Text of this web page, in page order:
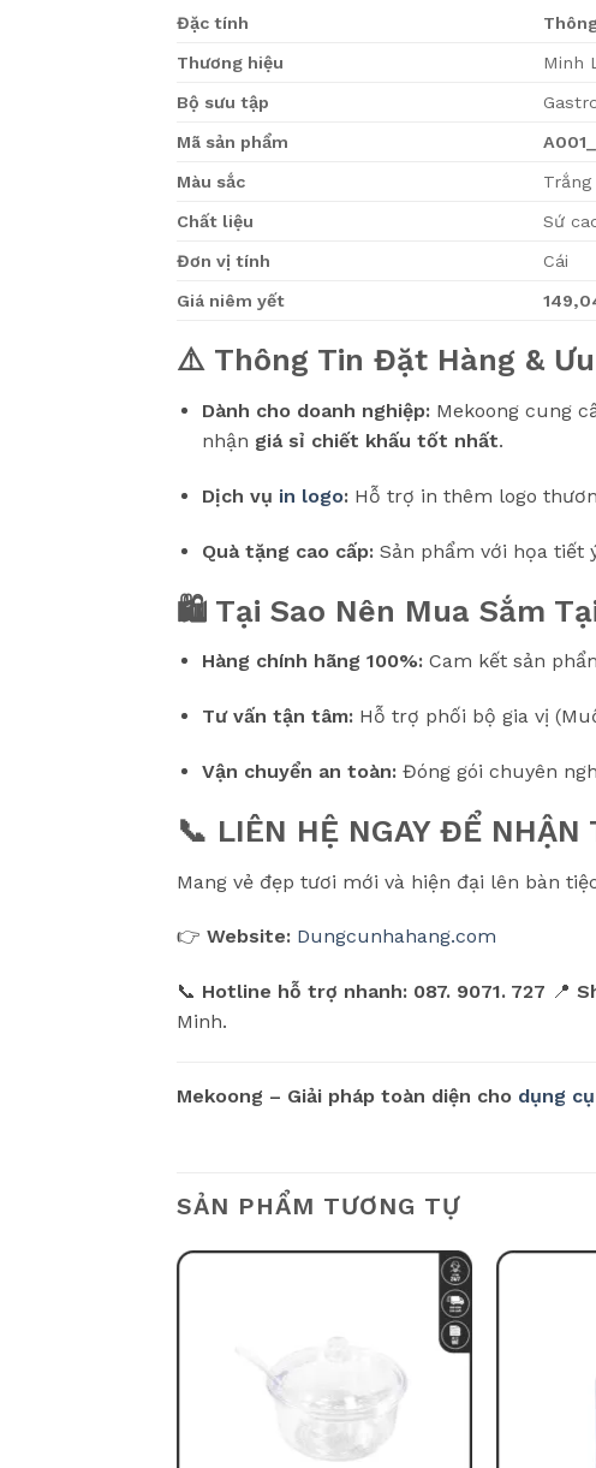
Đặc tính
Thương hiệu Minh
Bộ sưu tập
Mã sản phẩm
Màu sắc
Chất liệu Sứ
Đơn vị tính Cái
Giá niêm yết
⚠️ Thông Tin Đặt Hàng &
Dành cho doanh nghiệp:Mekoong cung
nhận giá sỉ chiết khấu tốt nhất.
Dịch vụ in logo:Hỗ trợ in thêm logo
Quà tặng cao cấp:Sản phẩm với họa tiết
🛍️ Tại Sao Nên Mua Sắm
Hàng chính hãng 100%:Cam kết sản
Tư vấn tận tâm:Hỗ trợ phối bộ gia vị
Vận chuyển an toàn:Đóng gói chuyên
📞 LIÊN HỆ NGAY ĐỂ NHẬN
Mang vẻ đẹp tươi mới và hiện đại lên bàn
👉 Website: Dungcunhahang.com
📞 Hotline hỗ trợ nhanh: 087. 9071. 727 📍
Minh.
Mekoong – Giải pháp toàn diện cho dụng
SẢN PHẨM TƯƠNG TỰ